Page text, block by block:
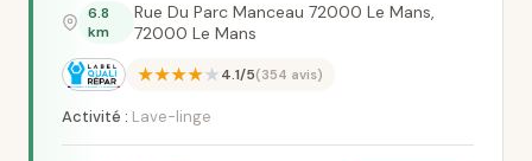
6.8
km
Rue Du Parc Manceau 72000 Le Mans,
72000 Le Mans
★★★★★4.1/5(354 avis)
Activité : Lave-linge